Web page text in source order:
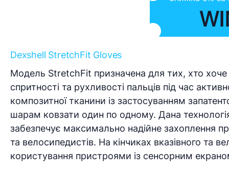
Dexshell StretchFit Gloves
Модель StretchFit призначена для тих, хто
спритності та рухливості пальців під час
композитної тканини із застосуванням
шарам ковзати один по одному. Дана
забезпечує максимально надійне захоплення
та велосипедистів. На кінчиках вказівного та
користування пристроями із сенсорним